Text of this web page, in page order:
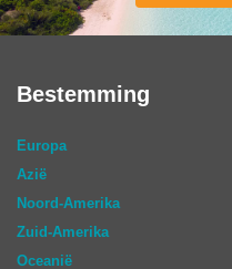
Bestemming
Europa
Azië
Noord-Amerika
Zuid-Amerika
Oceanië